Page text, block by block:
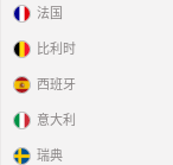
法国
比利时
西班牙
意大利
瑞典